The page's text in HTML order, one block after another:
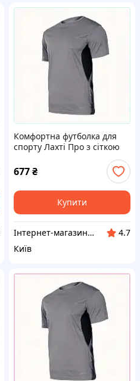
Комфортна футболка для
спорту Лахті Про з сіткою
677₴
Купити
Інтернет-магазин ShopNow
4.7
Київ